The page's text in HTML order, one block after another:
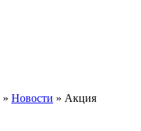
» Новости » Акция